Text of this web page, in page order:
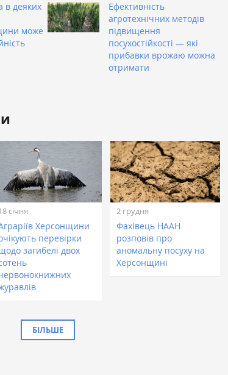
в деяких
може
Ефективність
агротехнічних методів
підвищення
посухостійкості — які
прибавки врожаю можна
отримати
січня
Херсонщини
перевірки
загибелі двох
2 грудня
Фахівець НААН
розповів про
аномальну посуху на
Херсонщині
БІЛЬШЕ